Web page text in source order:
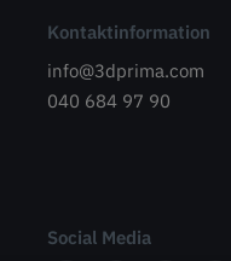
Kontaktinformation
info@3dprima.com
040 684 97 90
Social Media